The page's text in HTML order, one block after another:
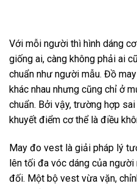
Với mỗi người thì hình dáng
giống ai, càng không phải ai
chuẩn như người mẫu. Đồ
khác nhau nhưng cũng chỉ ở
chuẩn. Bởi vậy, trường hợp
khuyết điểm cơ thể là điều
May đo vest là giải pháp lý
lên tối đa vóc dáng của
đối. Một bộ vest vừa vặn,